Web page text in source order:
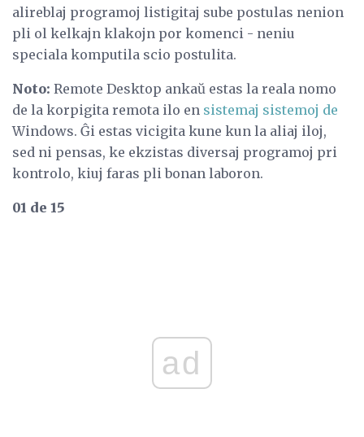
alireblaj programoj listigitaj sube postulas nenion
pli ol kelkajn klakojn por komenci - neniu
speciala komputila scio postulita.
Noto: Remote Desktop ankaŭ estas la reala nomo
de la korpigita remota ilo en sistemaj sistemoj de
Windows. Ĝi estas vicigita kune kun la aliaj iloj,
sed ni pensas, ke ekzistas diversaj programoj pri
kontrolo, kiuj faras pli bonan laboron.
01 de 15
ad